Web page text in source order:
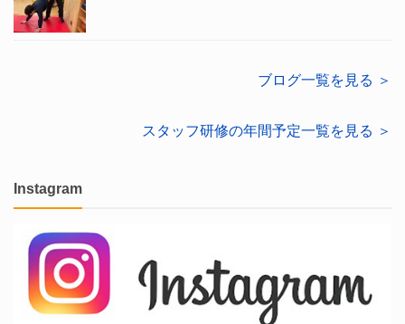
ブログ一覧を見る ＞
スタッフ研修の年間予定一覧を見る ＞
Instagram